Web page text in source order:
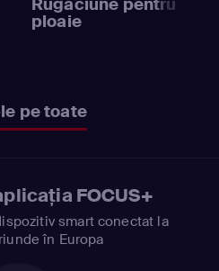
ploaie
pe toate
FOCUS+
smart conectat la
în Europa